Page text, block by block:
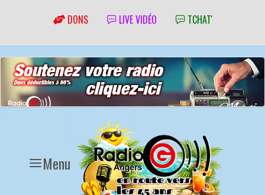
DONS LIVE VIDÉO TCHAT'
Menu